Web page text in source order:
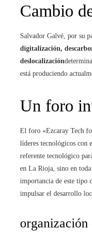
Cambio
Salvador Galvé, por su
digitalización,
deslocalización
está produciendo
Un foro
El foro «Ezcaray Tech
líderes tecnológicos con
referente tecnológico
en La Rioja, sino en
importancia de este tipo
impulsar el desarrollo
organización